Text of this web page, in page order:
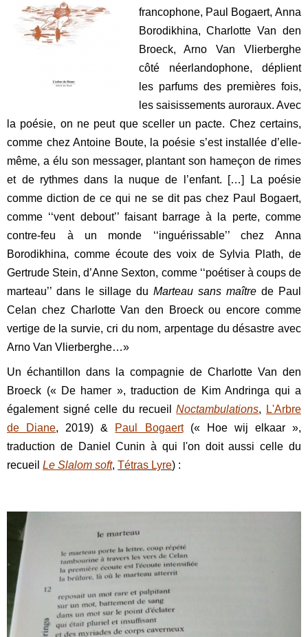
francophone, Paul Bogaert, Anna
Borodikhina, Charlotte Van den
Broeck, Arno Van Vlierberghe
côté néerlandophone, déplient
les parfums des premières fois,
les saisissements auroraux. Avec
la poésie, on ne peut que sceller un pacte. Chez certains,
comme chez Antoine Boute, la poésie s’est installée d’elle-
même, a élu son messager, plantant son hameçon de rimes
et de rythmes dans la nuque de l’enfant. […] La poésie
comme diction de ce qui ne se dit pas chez Paul Bogaert,
comme ‘‘vent debout’’ faisant barrage à la perte, comme
contre-feu à un monde ‘‘inguérissable’’ chez Anna
Borodikhina, comme écoute des voix de Sylvia Plath, de
Gertrude Stein, d’Anne Sexton, comme ‘‘poétiser à coups de
marteau’’ dans le sillage du Marteau sans maître de Paul
Celan chez Charlotte Van den Broeck ou encore comme
vertige de la survie, cri du nom, arpentage du désastre avec
Arno Van Vlierberghe…»
Un échantillon dans la compagnie de Charlotte Van den
Broeck (« De hamer », traduction de Kim Andringa qui a
également signé celle du recueilNoctambulations,
L'Arbre
de Diane, 2019) & Paul Bogaert(« Hoe wij elkaar »,
traduction de Daniel Cunin à qui l'on doit aussi celle du
recueilLe Slalom soft,Tétras Lyre) :